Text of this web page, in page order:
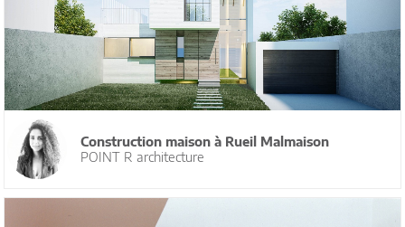
Construction maison à Rueil Malmaison
POINT R architecture